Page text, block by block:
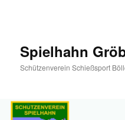
Spielhahn
Schützenverein Schießsport